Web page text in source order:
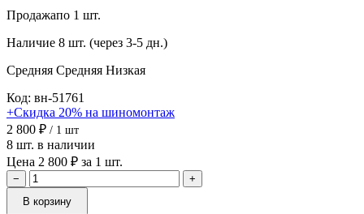
Продажапо 1 шт.
Наличие 8 шт. (через 3-5 дн.)
Средняя Средняя Низкая
Код: вн-51761
+Скидка 20% на шиномонтаж
2 800 ₽ / 1 шт
8 шт. в наличии
Цена 2 800 ₽ за 1 шт.
−
+
В корзину